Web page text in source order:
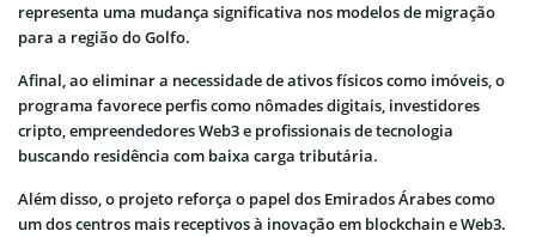
representa uma mudança significativa nos modelos de migração
para a região do Golfo.
Afinal, ao eliminar a necessidade de ativos físicos como imóveis, o
programa favorece perfis como nômades digitais, investidores
cripto, empreendedores Web3 e profissionais de tecnologia
buscando residência com baixa carga tributária.
Além disso, o projeto reforça o papel dos Emirados Árabes como
um dos centros mais receptivos à inovação em blockchain e Web3.